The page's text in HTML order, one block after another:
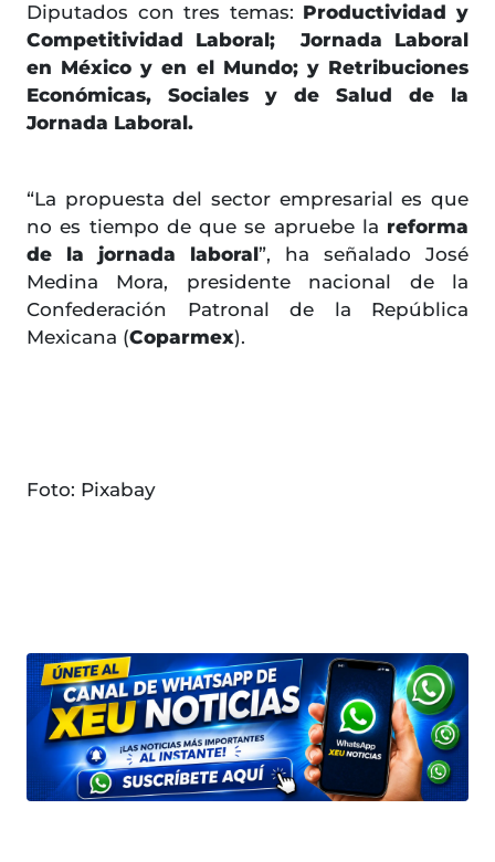
Diputados con tres temas: Productividad y
Competitividad Laboral; Jornada Laboral
en México y en el Mundo; y Retribuciones
Económicas, Sociales y de Salud de la
Jornada Laboral.
“La propuesta del sector empresarial es que
no es tiempo de que se apruebe la reforma
de la jornada laboral”, ha señalado José
Medina Mora, presidente nacional de la
Confederación Patronal de la República
Mexicana (Coparmex).
Foto: Pixabay